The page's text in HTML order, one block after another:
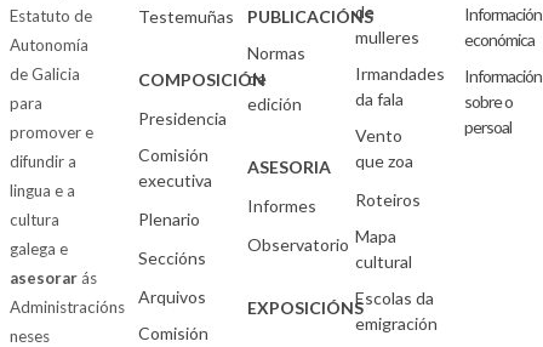
Estatuto de
Autonomía
de Galicia
para
promover e
difundir a
lingua e a
cultura
galega e
asesorarás
Administracións
neses
Testemuñas
COMPOSICIÓN
Presidencia
Comisión
executiva
Plenario
Seccións
Arquivos
Comisión
PUBLICACIÓNS
Normas
de
edición
ASESORIA
Informes
Observatorio
EXPOSICIÓNS
de
mulleres
Irmandades
da fala
Vento
que zoa
Roteiros
Mapa
cultural
Escolas da
emigración
Información
económica
Información
sobre o
persoal